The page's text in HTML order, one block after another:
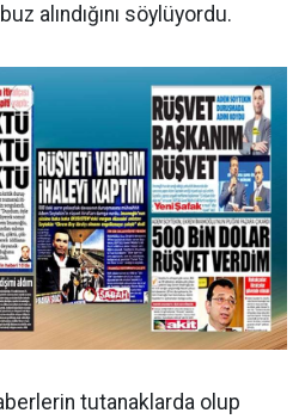
alındığını söylüyordu.
tutanaklarda olup